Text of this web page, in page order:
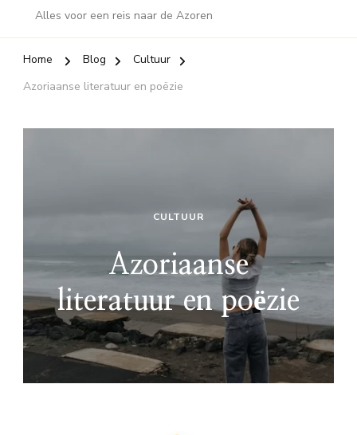
Alles voor een reis naar de Azoren
Home Blog
Cultuur
Azoriaanse literatuur en poëzie
CULTUUR
Azoriaanse
literatuur en poëzie